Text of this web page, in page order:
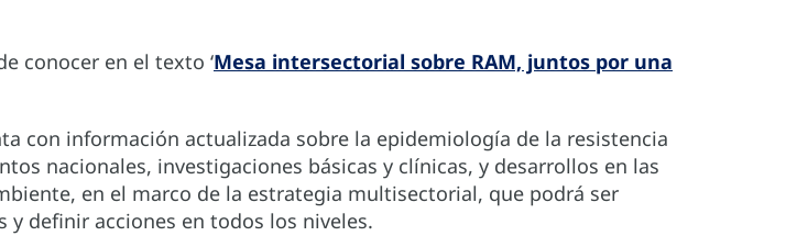
conocer en el texto ‘Mesa intersectorial sobre RAM, juntos por una
con información actualizada sobre la epidemiología de la resistencia
nacionales, investigaciones básicas y clínicas, y desarrollos en las
en el marco de la estrategia multisectorial, que podrá ser
y definir acciones en todos los niveles.